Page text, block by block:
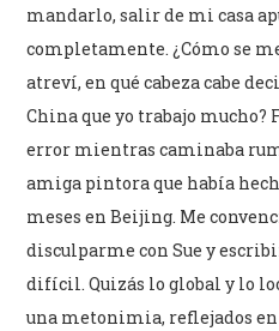
mandarlo, salir de mi casa
completamente. ¿Cómo se
atreví, en qué cabeza cabe
China que yo trabajo
error mientras caminaba
amiga pintora que había
meses en Beijing. Me
disculparme con Sue y
difícil. Quizás lo global y lo
una metonimia, reflejados